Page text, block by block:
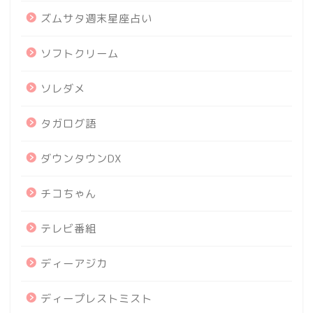
ズムサタ週末星座占い
ソフトクリーム
ソレダメ
タガログ語
ダウンタウンDX
チコちゃん
テレビ番組
ディーアジカ
ディープレストミスト